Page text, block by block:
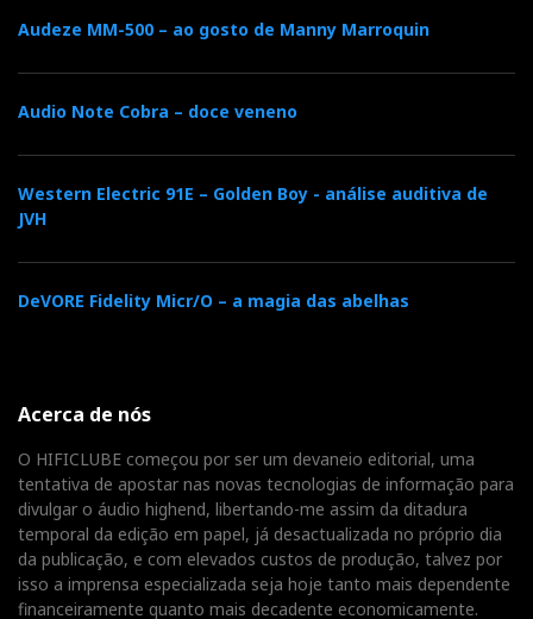
O som das Saga é ‘sintonizado’ por, e cito:
‘intelligent
use of enclosure’s resonance’
. Seja lá o que isso for,
soou-me mais como a ressonância natural de um
instrumento musical do que uma qualquer coloração
intimidantes de concerto ao vivo.
Por outro lado, também podem soar intimistas com
instrumentos solo, reproduzindo o palco sonoro e todo
contudo ‘invisíveis’ apesar do seu enorme calado.
Audeze MM-500 – ao gosto de Manny Marroquin
Audio Note Cobra – doce veneno
Western Electric 91E – Golden Boy - análise auditiva de
JVH
DeVORE Fidelity Micr/O – a magia das abelhas
Acerca de nós
O HIFICLUBE começou por ser um devaneio editorial, uma
tentativa de apostar nas novas tecnologias de informação para
divulgar o áudio highend, libertando-me assim da ditadura
temporal da edição em papel, já desactualizada no próprio dia
da publicação, e com elevados custos de produção, talvez por
isso a imprensa especializada seja hoje tanto mais dependente
financeiramente quanto mais decadente economicamente.